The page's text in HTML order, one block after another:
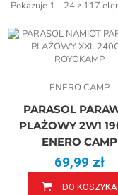
Pokazuje 1 - 24 z 117
ENERO CAMP
PARASOL PARAWAN
PLAŻOWY 2W1
ENERO CAMP
69,99 zł
DO KOSZYKA